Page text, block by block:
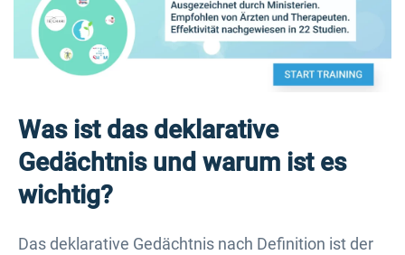
Was ist das deklarative
Gedächtnis und warum ist es
wichtig?
Das deklarative Gedächtnis nach Definition ist der